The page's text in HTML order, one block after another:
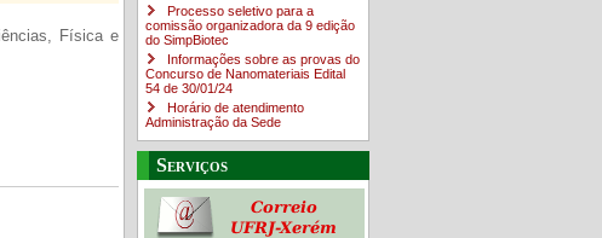
Física e
Processo seletivo para a
comissão organizadora da 9 edição
do SimpBiotec
Informações sobre as provas do
Concurso de Nanomateriais Edital
54 de 30/01/24
Horário de atendimento
Administração da Sede
Serviços